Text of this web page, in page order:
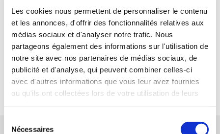
Les cookies nous permettent de personnaliser le contenu
et les annonces, d'offrir des fonctionnalités relatives aux
médias sociaux et d'analyser notre trafic. Nous
partageons également des informations sur l'utilisation de
notre site avec nos partenaires de médias sociaux, de
publicité et d'analyse, qui peuvent combiner celles-ci
avec d'autres informations que vous leur avez fournies
ou qu'ils ont collectées lors de votre utilisation de leurs
Nécessaires
professionnel pour vos soirées et événements,
nous sommes à votre service pour vous
conseiller et vous aider à trouver le produit
adapté à vos besoins : supports et amplis hi-fi,
chaînes vinyle, supports TV, vidéoprojecteurs,
caméras vidéo, enceintes...